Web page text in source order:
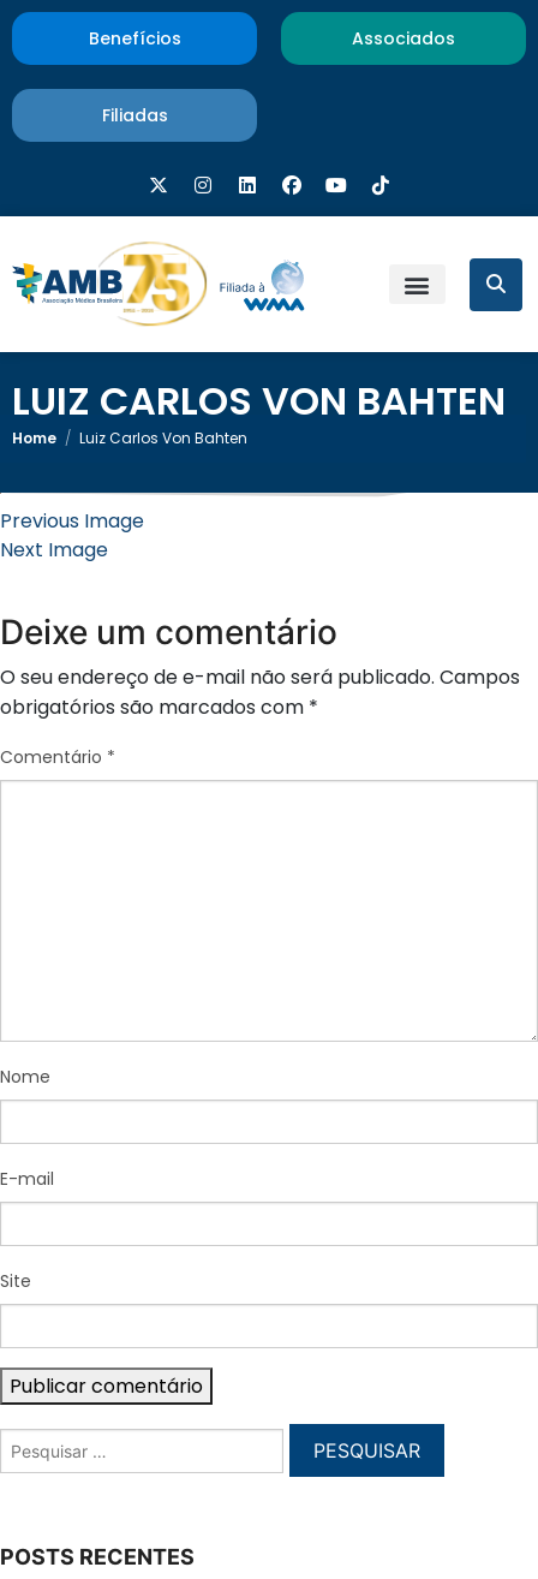
Benefícios Associados
Filiadas
LUIZ CARLOS VON BAHTEN
Home / Luiz Carlos Von Bahten
Previous Image
Next Image
Deixe um comentário
O seu endereço de e-mail não será publicado. Campos
obrigatórios são marcados com *
Comentário *
Nome
E-mail
Site
POSTS RECENTES